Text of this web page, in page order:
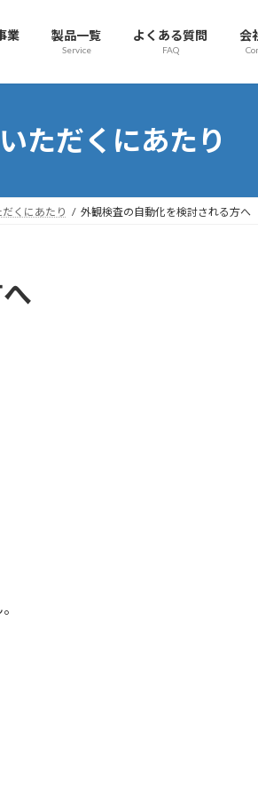
業 製品一覧
Service
よくある質問
FAQ
会
ただくにあたり
くにあたり 外観検査の自動化を検討される方へ